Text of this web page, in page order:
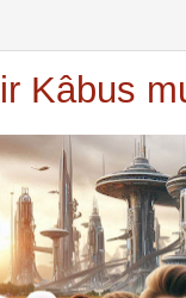
Kâbus